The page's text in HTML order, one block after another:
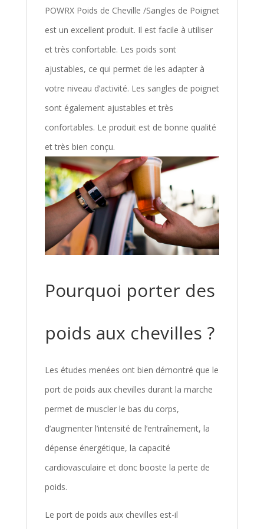
POWRX Poids de Cheville /Sangles de Poignet
est un excellent produit. Il est facile à utiliser
et très confortable. Les poids sont
ajustables, ce qui permet de les adapter à
votre niveau d’activité. Les sangles de poignet
sont également ajustables et très
confortables. Le produit est de bonne qualité
et très bien conçu.
Pourquoi porter des
poids aux chevilles ?
Les études menées ont bien démontré que le
port de poids aux chevilles durant la marche
permet de muscler le bas du corps,
d’augmenter l’intensité de l’entraînement, la
dépense énergétique, la capacité
cardiovasculaire et donc booste la perte de
poids.
Le port de poids aux chevilles est-il